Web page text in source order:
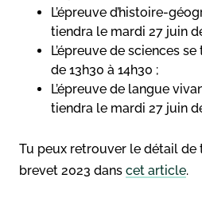
L’épreuve d’histoire-
tiendra le mardi 27 juin
L’épreuve de sciences
de 13h30 à 14h30 ;
L’épreuve de langue
tiendra le mardi 27 juin
Tu peux retrouver le détail de
brevet 2023 dans cet article.